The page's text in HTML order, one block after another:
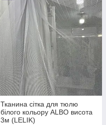
Тканина сітка для тюлю
білого кольору ALBO висота
3м (LELIK)